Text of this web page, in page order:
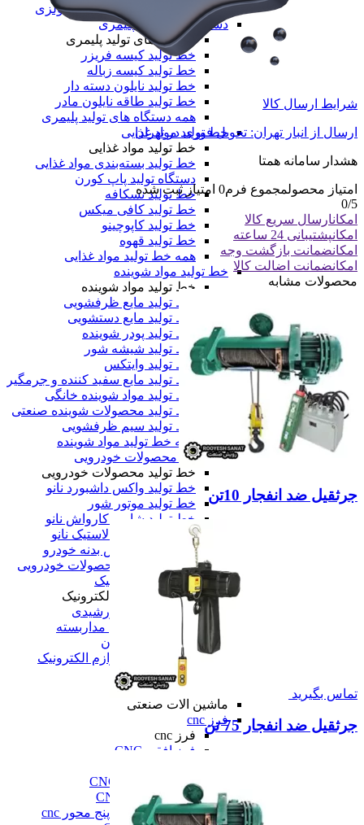
همه دستگاه های تولید سلولزی
دستگاه های تولید پلیمری
دستگاه های تولید پلیمری
خط تولید کیسه فریزر
خط تولید کیسه زباله
خط تولید نایلون دسته دار
خط تولید طاقه نایلون مادر
همه دستگاه های تولید پلیمری
خط تولید مواد غذایی
خط تولید مواد غذایی
خط تولید بسته‌بندی مواد غذایی
دستگاه تولید پاپ کورن
خط تولید نسکافه
خط تولید کافی میکس
خط تولید کاپوچینو
خط تولید قهوه
همه خط تولید مواد غذایی
خط تولید مواد شوینده
خط تولید مواد شوینده
خط تولید مایع ظرفشویی
خط تولید مایع دستشویی
خط تولید پودر شوینده
خط تولید شیشه شور
خط تولید وایتکس
خط تولید مایع سفید کننده و جرمگیر
خط تولید مواد شوینده خانگی
خط تولید محصولات شوینده صنعتی
خط تولید سیم ظرفشویی
همه خط تولید مواد شوینده
خط تولید محصولات خودرویی
خط تولید محصولات خودرویی
خط تولید واکس داشبورد نانو
خط تولید موتور شور
خط تولید شامپو کارواش نانو
خط تولید واکس لاستیک نانو
خط تولید یوداکس بدنه خودرو
همه خط تولید محصولات خودرویی
خط تولید لوازم الکترونیک
خط تولید لوازم الکترونیک
خط تولید پنل خورشیدی
خط تولید دوربین مداربسته
خط تولید تلویزیون
همه خط تولید لوازم الکترونیک
همه دستگاه های تولید
ماشین آلات صنعتی
ماشین آلات صنعتی
فرز cnc
فرز cnc
فرز افقی CNC
فرز دروازه ای CNC
فرز دنده زنی CNC
فرز سه، چهار و پنج محور cnc
شرایط ارسال کالا
ارسال از انبار تهران: تحویل فوری در تهران
هشدار سامانه همتا
امتیاز محصولمجموع فرم0 امتیاز ثبت شده
0/5
امکانارسال سریع کالا
امکانپشتیبانی 24 ساعته
امکانضمانت بازگشت وجه
امکانضمانت اضالت کالا
محصولات مشابه
جرثقیل ضد انفجار 10تن
تماس بگیرید
جرثقیل ضد انفجار 75 تن